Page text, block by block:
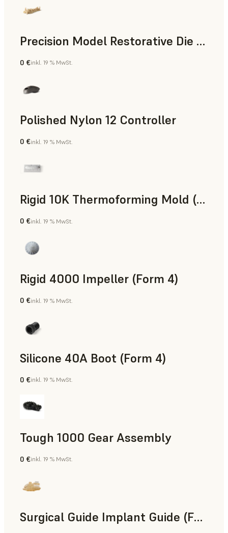
Precision Model Restorative Die Model
Zahnmedizin
0 €inkl. 19 % MwSt.
Polished Nylon 12 Controller
SLS-Pulver
0 €inkl. 19 % MwSt.
Rigid 10K Thermoforming Mold (Form 4)
Technik
0 €inkl. 19 % MwSt.
Rigid 4000 Impeller (Form 4)
Technik
0 €inkl. 19 % MwSt.
Silicone 40A Boot (Form 4)
Technik
0 €inkl. 19 % MwSt.
Tough 1000 Gear Assembly
Technik
0 €inkl. 19 % MwSt.
Surgical Guide Implant Guide (Form 4)